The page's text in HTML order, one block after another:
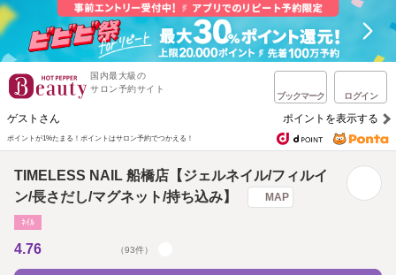
国内最大級の
サロン予約サイト
ブックマーク ログイン
ゲストさん ポイントを表示する
ポイントが1%たまる！ ポイントはサロン予約でつかえる！
TIMELESS NAIL 船橋店【ジェルネイル/フィルイ
ン/長さだし/マグネット/持ち込み】
MAP
ﾈｲﾙ
4.76 （93件）